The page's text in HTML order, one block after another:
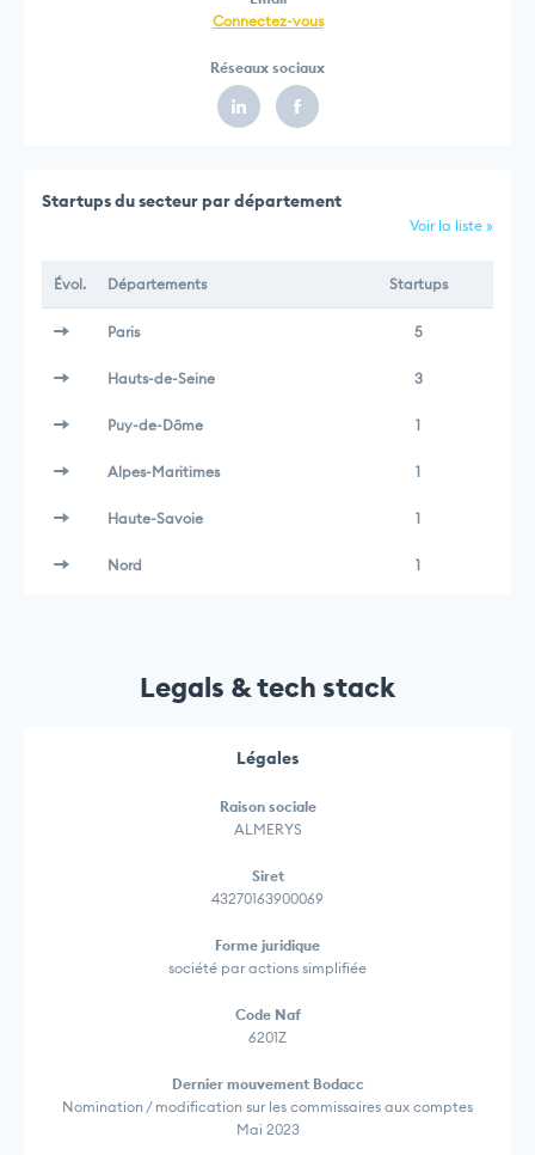
Connectez-vous
Réseaux sociaux
Startups du secteur par département
Voir la liste »
Évol. Départements Startups
Paris 5
Hauts-de-Seine 3
Puy-de-Dôme 1
Alpes-Maritimes 1
Haute-Savoie 1
Nord 1
Legals & tech stack
Légales
Raison sociale
ALMERYS
Siret
43270163900069
Forme juridique
société par actions simplifiée
Code Naf
6201Z
Dernier mouvement Bodacc
Nomination / modification sur les commissaires aux comptes
Mai 2023